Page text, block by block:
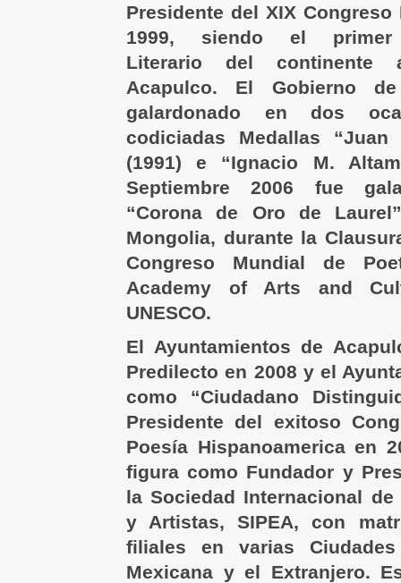
Presidente del XIX
1999, siendo el primer
Literario del continente
Acapulco. El Gobierno
galardonado en dos
codiciadas Medallas
(1991) e “Ignacio M.
Septiembre 2006 fue
“Corona de Oro de
Mongolia, durante la
Congreso Mundial de
Academy of Arts and
UNESCO.
El Ayuntamientos de
Predilecto en 2008 y el
como “Ciudadano
Presidente del exitoso
Poesía Hispanoamerica en
figura como Fundador y
la Sociedad Internacional
y Artistas, SIPEA, con
filiales en varias
Mexicana y el Extranjero.